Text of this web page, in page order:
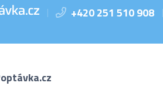
| +420 251 510 908 |